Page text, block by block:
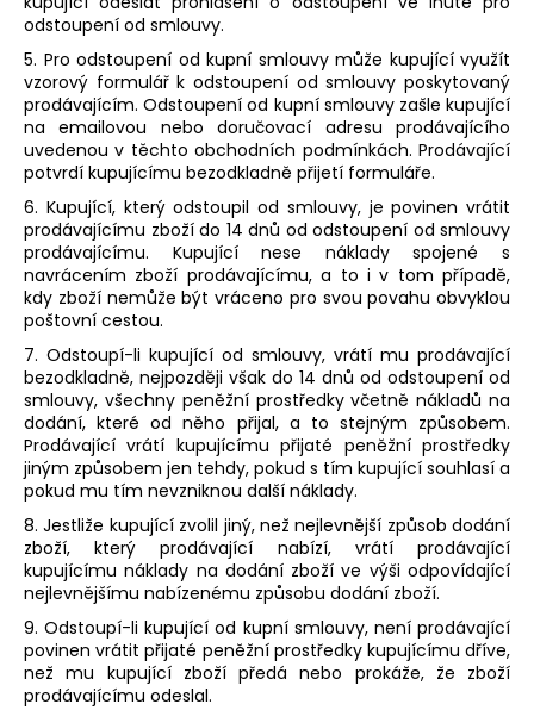
odstoupení od smlouvy.
5. Pro odstoupení od kupní smlouvy může kupující využít
vzorový formulář k odstoupení od smlouvy poskytovaný
prodávajícím. Odstoupení od kupní smlouvy zašle kupující
na emailovou nebo doručovací adresu prodávajícího
uvedenou v těchto obchodních podmínkách. Prodávající
potvrdí kupujícímu bezodkladně přijetí formuláře.
6. Kupující, který odstoupil od smlouvy, je povinen vrátit
prodávajícímu zboží do 14 dnů od odstoupení od smlouvy
prodávajícímu. Kupující nese náklady spojené s
navrácením zboží prodávajícímu, a to i v tom případě,
kdy zboží nemůže být vráceno pro svou povahu obvyklou
poštovní cestou.
7. Odstoupí-li kupující od smlouvy, vrátí mu prodávající
bezodkladně, nejpozději však do 14 dnů od odstoupení od
smlouvy, všechny peněžní prostředky včetně nákladů na
dodání, které od něho přijal, a to stejným způsobem.
Prodávající vrátí kupujícímu přijaté peněžní prostředky
jiným způsobem jen tehdy, pokud s tím kupující souhlasí a
pokud mu tím nevzniknou další náklady.
8. Jestliže kupující zvolil jiný, než nejlevnější způsob dodání
zboží, který prodávající nabízí, vrátí prodávající
kupujícímu náklady na dodání zboží ve výši odpovídající
nejlevnějšímu nabízenému způsobu dodání zboží.
9. Odstoupí-li kupující od kupní smlouvy, není prodávající
povinen vrátit přijaté peněžní prostředky kupujícímu dříve,
než mu kupující zboží předá nebo prokáže, že zboží
prodávajícímu odeslal.